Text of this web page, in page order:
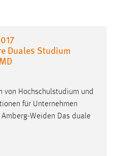
Duales Studium
von Hochschulstudium und
für Unternehmen
Weiden Das duale